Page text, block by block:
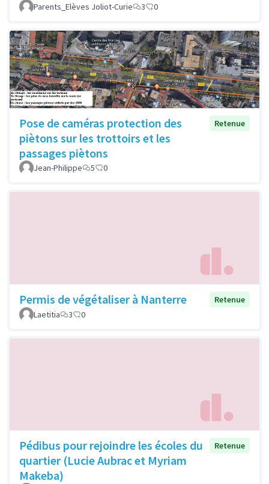
Parents_Elèves Joliot-Curie 3 0
Pose de caméras protection des
piètons sur les trottoirs et les
passages piètons
Retenue
Jean-Philippe 5 0
Permis de végétaliser à Nanterre
Retenue
Laetitia
3 0
Pédibus pour rejoindre les écoles du
quartier (Lucie Aubrac et Myriam
Makeba)
Retenue